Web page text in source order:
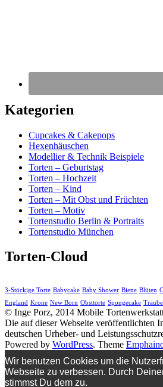
Kategorien
Cupcakes & Cakepops
Hexenhäuschen
Modellier & Technik Beispiele
Torten – Geburtstag
Torten – Hochzeit
Torten – Kind
Torten – Mit Obst und Früchten
Torten – Motiv
Tortenstudio Berlin & Portraits
Tortenstudio München
Torten-Cloud
3-Stöckige Torte Babycake Baby Shower Biene Blüten
England Krone New Born Obsttorte Spongecake
© Inge Porz, 2014 Mobile
Die auf dieser Webseite veröffentlichten
deutschen Urheber- und
Powered by WordPress. Theme
Wir benutzen Cookies um die
Webseite zu verbessen. Durch
stimmst Du dem zu.